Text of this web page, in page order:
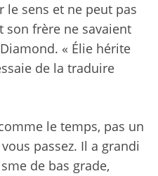
sens et ne peut pas
son frère ne savaient
« Élie hérite
de la traduire
le temps, pas un
passez. Il a grandi
de bas grade,